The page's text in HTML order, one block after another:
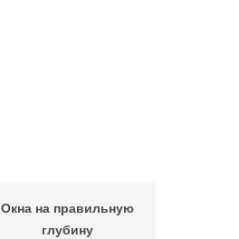
Окна на правильную
глубину